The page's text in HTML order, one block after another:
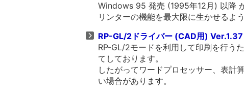
Windows 95 発売 (1995年12月) 以降
リンターの機能を最大限に生かせるよ
RP-GL/2ドライバー (CAD用) Ver.1.37
RP-GL/2モードを利用して印刷を行う
てしております。
したがってワードプロセッサー、表計
い場合があります。